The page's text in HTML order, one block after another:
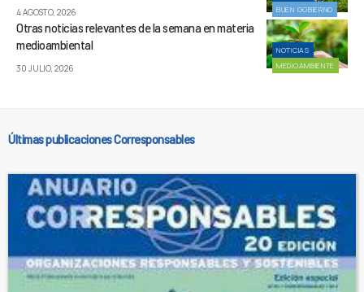
BUEN GOBIERNO
4 AGOSTO, 2026
NOTICIAS
MEDIOAMBIENTE
Otras noticias relevantes de la semana en materia
medioambiental
30 JULIO, 2026
Últimas publicaciones Corresponsables